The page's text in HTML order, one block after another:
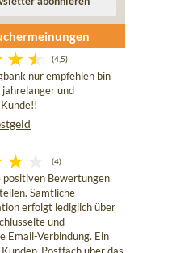
(4,5)
nur empfehlen bin
und
(4)
positiven Bewertungen
Sämtliche
erfolgt lediglich über
und
Email-Verbindung. Ein